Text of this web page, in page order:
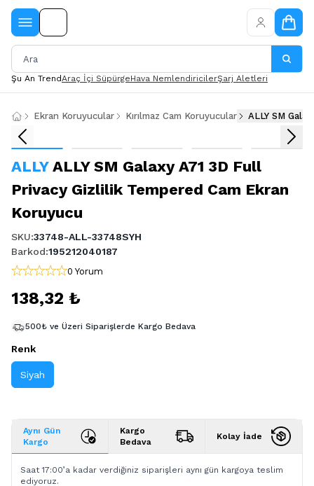
Şu An TrendAraç İçi SüpürgeHava NemlendiricilerŞarj Aletleri
Ekran Koruyucular Kırılmaz Cam Koruyucular ALLY SM
ALLY ALLY SM Galaxy A71 3D Full
Privacy Gizlilik Tempered Cam Ekran
Koruyucu
SKU:33748-ALL-33748SYH
Barkod:195212040187
0 Yorum
138,32 ₺
500₺ ve Üzeri Siparişlerde Kargo Bedava
Renk
Siyah
Aynı Gün
Kargo
Kargo
Bedava
Kolay İade
Saat 17:00’a kadar verdiğiniz siparişleri aynı gün kargoya teslim
ediyoruz.